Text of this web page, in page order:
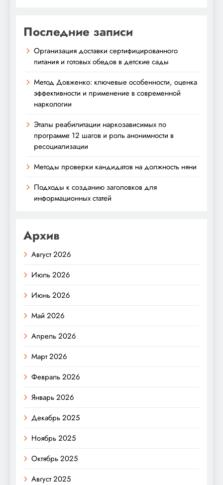
Последние записи
Организация доставки сертифицированного
питания и готовых обедов в детские сады
Метод Довженко: ключевые особенности, оценка
эффективности и применение в современной
наркологии
Этапы реабилитации наркозависимых по
программе 12 шагов и роль анонимности в
ресоциализации
Методы проверки кандидатов на должность няни
Подходы к созданию заголовков для
информационных статей
Архив
Август 2026
Июль 2026
Июнь 2026
Май 2026
Апрель 2026
Март 2026
Февраль 2026
Январь 2026
Декабрь 2025
Ноябрь 2025
Октябрь 2025
Август 2025